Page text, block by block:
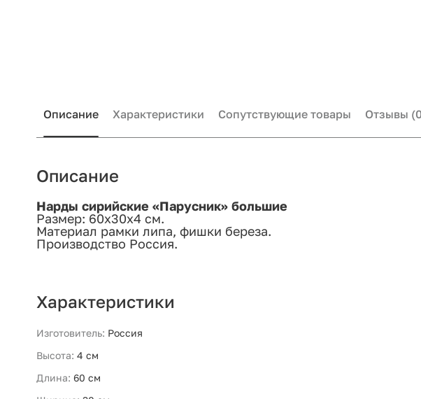
Описание Характеристики Сопутствующие товары Отзывы
Описание
Нарды сирийские «Парусник» большие
Размер: 60х30х4 см.
Материал рамки липа, фишки береза.
Производство Россия.
Характеристики
Изготовитель: Россия
Высота: 4 см
Длина: 60 см